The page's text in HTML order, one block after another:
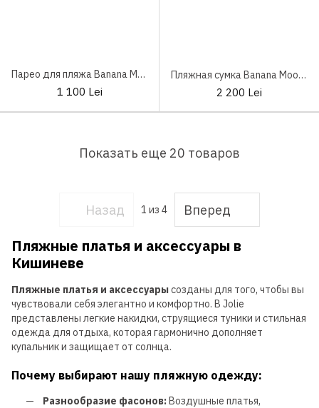
Парео для пляжа Banana Moon Neosun Nucomassa Fuxia
1 100 Lei
Пляжная сумка Banana Moon Carmani Carlina Navy Blue
2 200 Lei
Показать еще 20 товаров
Назад 1 из 4 Вперед
Пляжные платья и аксессуары в
Кишиневе
Пляжные платья и аксессуарысозданы для того, чтобы вы
чувствовали себя элегантно и комфортно. В Jolie
представлены легкие накидки, струящиеся туники и стильная
одежда для отдыха, которая гармонично дополняет
купальник и защищает от солнца.
Почему выбирают нашу пляжную одежду:
Разнообразие фасонов:Воздушные платья,